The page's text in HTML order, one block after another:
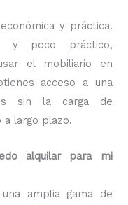
y práctica.
y poco práctico,
el mobiliario en
acceso a una
sin la carga de
largo plazo.
alquilar para mi
amplia gama de